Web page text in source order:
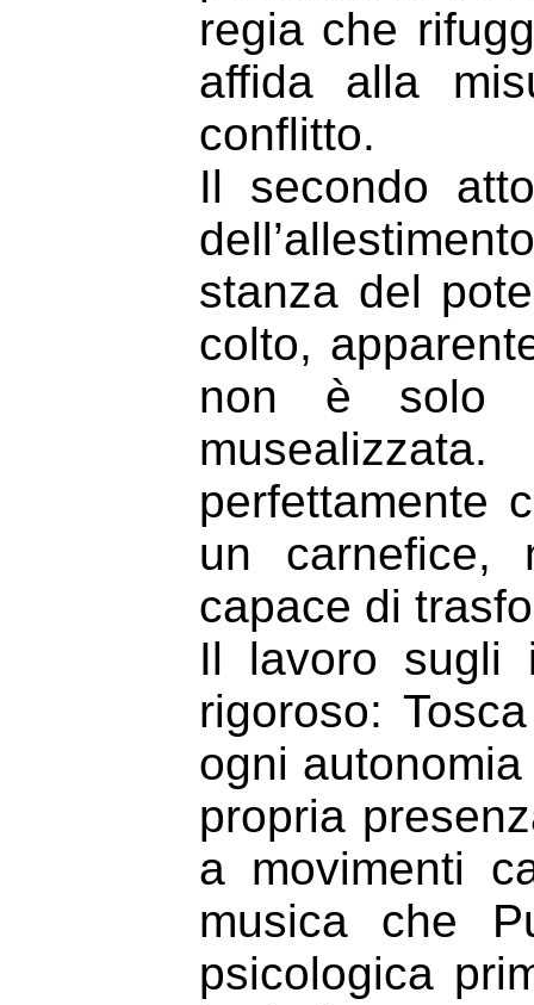
regia che
affida alla
conflitto.
Il secondo
stanza del
colto,
non è solo
perfettamente
un carnefice,
capace di
Il lavoro sugli
rigoroso:
ogni
propria
a movimenti
musica che
psicologica